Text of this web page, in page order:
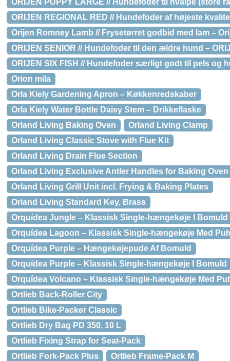
ORIJEN PUPPY LARGE // Hundefoder til hvalpe (store
ORIJEN REGIONAL RED // Hundefoder af højeste
Orijen Romney Lamb // Frysetørret godbid med lam –
ORIJEN SENIOR // Hundefoder til den ældre hund –
ORIJEN SIX FISH // Hundefoder særligt godt til pels og
Orion mila
Orla Kiely Gardening Apron – Køkkenredskaber
Orla Kiely Water Bottle Daisy Stem – Drikkeflaske
Orland Living Baking Oven
Orland Living Clamp
Orland Living Classic Stove with Flue Kit
Orland Living Drain Flue Section
Orland Living Exclusive Antler Handles for Baking Oven
Orland Living Grill Unit incl. Frying & Baking Plates
Orland Living Standard Key, Brass
Orquídea Jungle – Klassisk Single-hængekøje I Bomuld
Orquídea Lagoon – Klassisk Single-hængekøje Med
Orquídea Purple – Hængekøjepude Af Bomuld
Orquídea Purple – Klassisk Single-hængekøje I Bomuld
Orquídea Volcano – Klassisk Single-hængekøje Med
Ortlieb Back-Roller City
Ortlieb Bike-Packer Classic
Ortlieb Dry Bag PD 350, 10 L
Ortlieb Fixing Strap for Seat-Pack
Ortlieb Fork-Pack Plus
Ortlieb Frame-Pack M